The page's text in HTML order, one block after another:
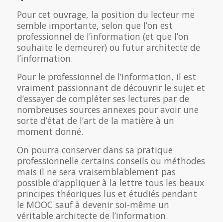
Pour cet ouvrage, la position du lecteur me
semble importante, selon que l’on est
professionnel de l’information (et que l’on
souhaite le demeurer) ou futur architecte de
l’information.
Pour le professionnel de l’information, il est
vraiment passionnant de découvrir le sujet et
d’essayer de compléter ses lectures par de
nombreuses sources annexes pour avoir une
sorte d’état de l’art de la matière à un
moment donné.
On pourra conserver dans sa pratique
professionnelle certains conseils ou méthodes
mais il ne sera vraisemblablement pas
possible d’appliquer à la lettre tous les beaux
principes théoriques lus et étudiés pendant
le MOOC sauf à devenir soi-même un
véritable architecte de l’information.